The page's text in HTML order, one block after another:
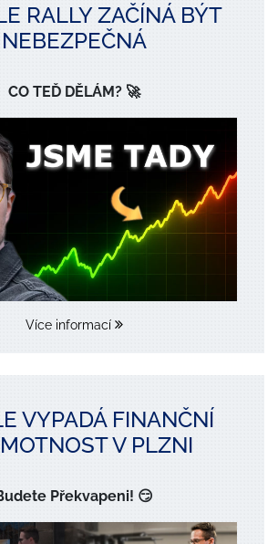
RALLY ZAČÍNÁ BÝT
NEBEZPEČNÁ
CO TEĎ DĚLÁM? 🚀
Více informací
VYPADÁ FINANČNÍ
V PLZNI
Překvapeni! 😏